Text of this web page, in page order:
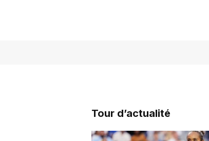
Tour d’actualité